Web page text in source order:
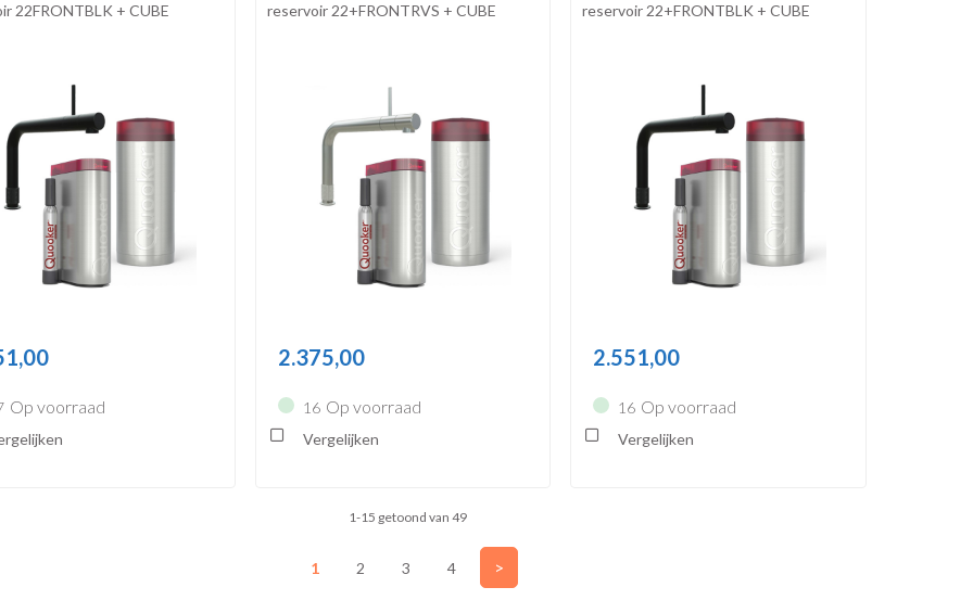
22FRONTBLK + CUBE
Op voorraad
reservoir 22+FRONTRVS + CUBE
2.375,00
16 Op voorraad
Vergelijken
reservoir 22+FRONTBLK + CUBE
2.551,00
16 Op voorraad
Vergelijken
1-15 getoond van 49
1 2 3 4 >